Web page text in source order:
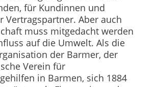
für Kundinnen und
Vertragspartner. Aber auch
muss mitgedacht werden
auf die Umwelt. Als die
der Barmer, der
Verein für
in Barmen, sich 1884